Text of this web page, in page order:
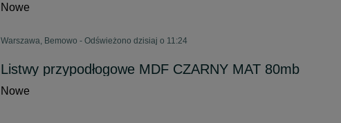
Nowe
Warszawa, Bemowo - Odświeżono dzisiaj o 11:24
Listwy przypodłogowe MDF CZARNY MAT 80mb
Nowe